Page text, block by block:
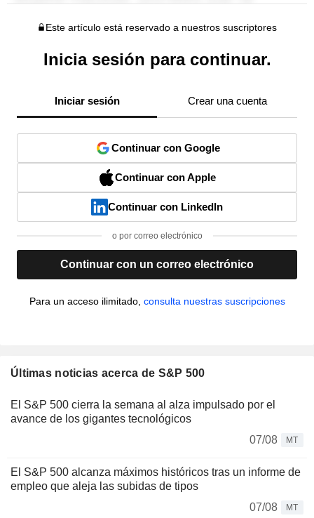
Este artículo está reservado a nuestros suscriptores
Inicia sesión para continuar.
Iniciar sesión Crear una cuenta
Continuar con Google
Continuar con Apple
Continuar con LinkedIn
o por correo electrónico
Continuar con un correo electrónico
Para un acceso ilimitado, consulta nuestras suscripciones
Últimas noticias acerca de S&P 500
El S&P 500 cierra la semana al alza impulsado por el
avance de los gigantes tecnológicos
07/08
MT
El S&P 500 alcanza máximos históricos tras un informe de
empleo que aleja las subidas de tipos
07/08
MT